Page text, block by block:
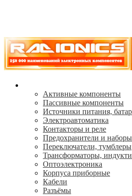
Активные компоненты
Пассивные компоненты
Источники питания,
Электроавтоматика
Контакторы и реле
Предохранители и
Переключатели, тумблеры
Трансформаторы,
Oптоэлектроника
Корпуса приборные
Кабели
Разъёмы